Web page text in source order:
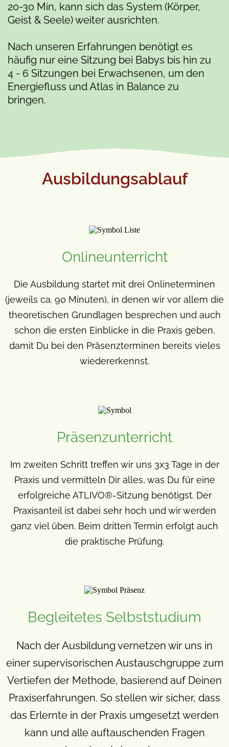
20-30 Min, kann sich das System (Körper,
Geist & Seele) weiter ausrichten.
Nach unseren Erfahrungen benötigt es
häufig nur eine Sitzung bei Babys bis hin zu
4 - 6 Sitzungen bei Erwachsenen, um den
Energiefluss und Atlas in Balance zu
bringen.
Ausbildungsablauf
Onlineunterricht
Die Ausbildung startet mit drei Onlineterminen
(jeweils ca. 90 Minuten), in denen wir vor allem die
theoretischen Grundlagen besprechen und auch
schon die ersten Einblicke in die Praxis geben,
damit Du bei den Präsenzterminen bereits vieles
wiedererkennst.
Präsenzunterricht
Im zweiten Schritt treffen wir uns 3x3 Tage in der
Praxis und vermitteln Dir alles, was Du für eine
erfolgreiche ATLIVO®-Sitzung benötigst. Der
Praxisanteil ist dabei sehr hoch und wir werden
ganz viel üben. Beim dritten Termin erfolgt auch
die praktische Prüfung.
Begleitetes Selbststudium
Nach der Ausbildung vernetzen wir uns in
einer supervisorischen Austauschgruppe zum
Vertiefen der Methode, basierend auf Deinen
Praxiserfahrungen. So stellen wir sicher, dass
das Erlernte in der Praxis umgesetzt werden
kann und alle auftauschenden Fragen